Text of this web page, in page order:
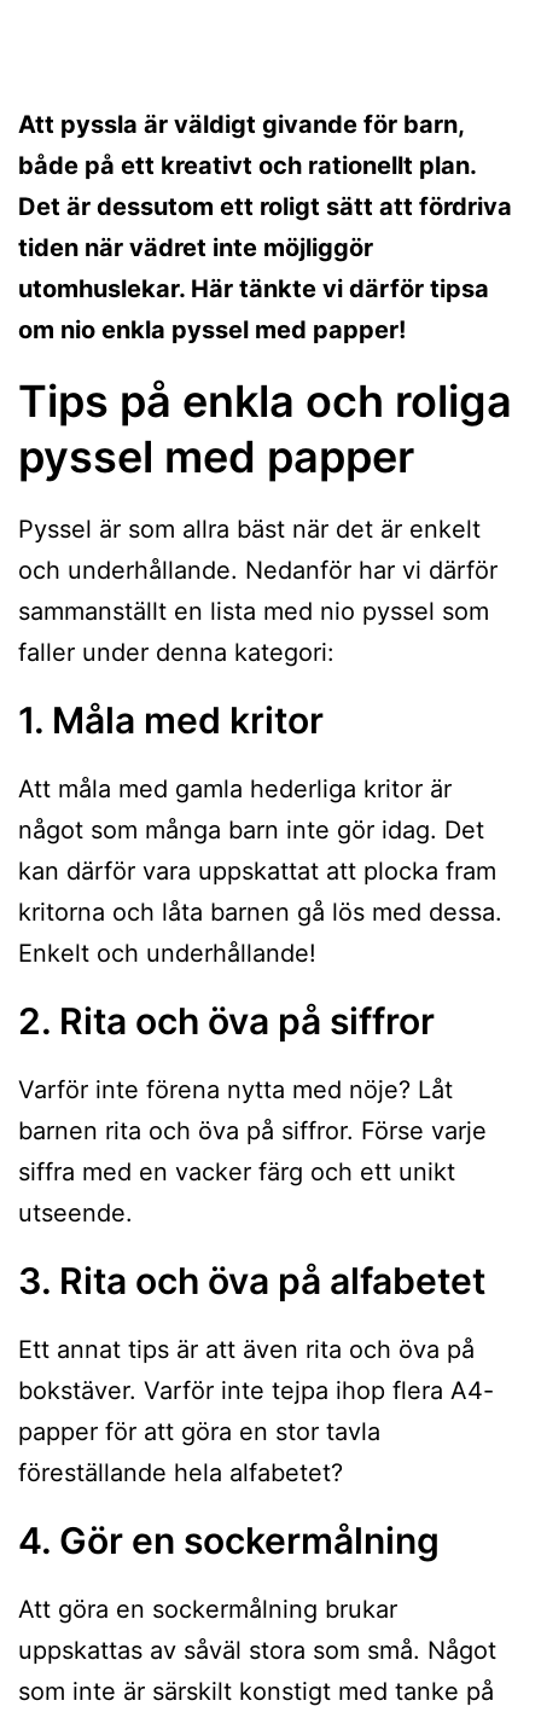
Att pyssla är väldigt givande för barn,
både på ett kreativt och rationellt plan.
Det är dessutom ett roligt sätt att fördriva
tiden när vädret inte möjliggör
utomhuslekar. Här tänkte vi därför tipsa
om nio enkla pyssel med papper!
Tips på enkla och roliga
pyssel med papper
Pyssel är som allra bäst när det är enkelt
och underhållande. Nedanför har vi därför
sammanställt en lista med nio pyssel som
faller under denna kategori:
1. Måla med kritor
Att måla med gamla hederliga kritor är
något som många barn inte gör idag. Det
kan därför vara uppskattat att plocka fram
kritorna och låta barnen gå lös med dessa.
Enkelt och underhållande!
2. Rita och öva på siffror
Varför inte förena nytta med nöje? Låt
barnen rita och öva på siffror. Förse varje
siffra med en vacker färg och ett unikt
utseende.
3. Rita och öva på alfabetet
Ett annat tips är att även rita och öva på
bokstäver. Varför inte tejpa ihop flera A4-
papper för att göra en stor tavla
föreställande hela alfabetet?
4. Gör en sockermålning
Att göra en sockermålning brukar
uppskattas av såväl stora som små. Något
som inte är särskilt konstigt med tanke på